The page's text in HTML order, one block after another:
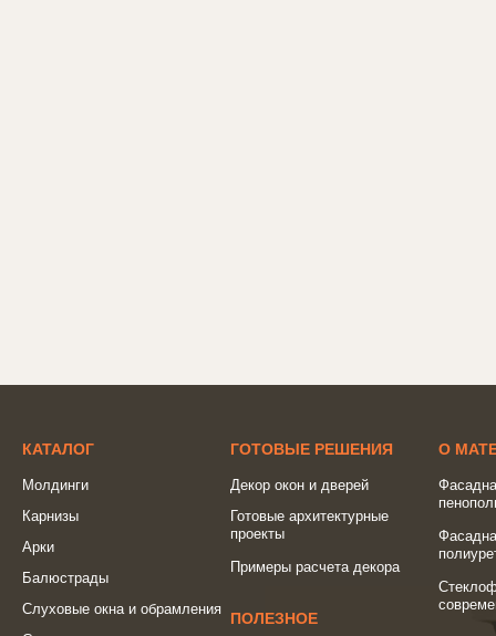
КАТАЛОГ
Молдинги
Карнизы
Арки
Балюстрады
Слуховые окна и обрамления
ГОТОВЫЕ РЕШЕНИЯ
Декор окон и дверей
Готовые архитектурные
проекты
Примеры расчета декора
ПОЛЕЗНОЕ
О